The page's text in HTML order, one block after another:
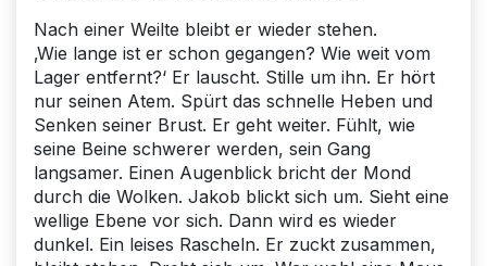
Nach einer Weilte bleibt er wieder stehen.
‚Wie lange ist er schon gegangen? Wie weit vom
Lager entfernt?‘ Er lauscht. Stille um ihn. Er hört
nur seinen Atem. Spürt das schnelle Heben und
Senken seiner Brust. Er geht weiter. Fühlt, wie
seine Beine schwerer werden, sein Gang
langsamer. Einen Augenblick bricht der Mond
durch die Wolken. Jakob blickt sich um. Sieht eine
wellige Ebene vor sich. Dann wird es wieder
dunkel. Ein leises Rascheln. Er zuckt zusammen,